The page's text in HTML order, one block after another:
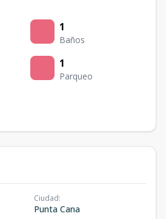
1
Baños
1
Parqueo
Ciudad:
Punta Cana